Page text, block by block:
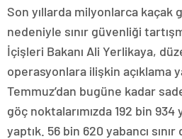
Son yıllarda milyonlarca kaçak
nedeniyle sınır güvenliği
İçişleri Bakanı Ali Yerlikaya,
operasyonlara ilişkin açıklama
Temmuz’dan bugüne kadar
göç noktalarımızda 192 bin
yaptık. 56 bin 620 yabancı